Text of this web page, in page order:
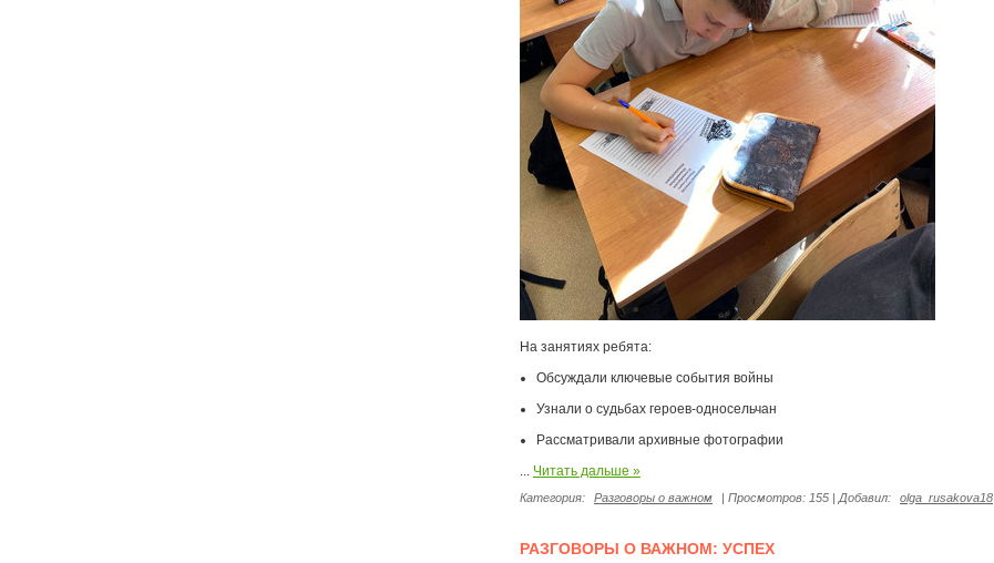
На занятиях ребята:
Обсуждали ключевые события войны
Узнали о судьбах героев-односельчан
Рассматривали архивные фотографии
... Читать дальше »
Категория: Разговоры о важном | Просмотров: 155 | Добавил: olga_rusakova18
РАЗГОВОРЫ О ВАЖНОМ: УСПЕХ